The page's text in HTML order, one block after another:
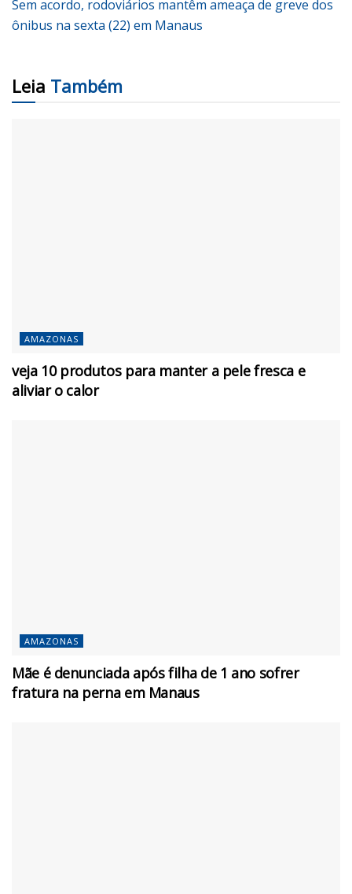
Sem acordo, rodoviários mantêm ameaça de greve dos
ônibus na sexta (22) em Manaus
Leia Também
AMAZONAS
veja 10 produtos para manter a pele fresca e
aliviar o calor
AMAZONAS
Mãe é denunciada após filha de 1 ano sofrer
fratura na perna em Manaus